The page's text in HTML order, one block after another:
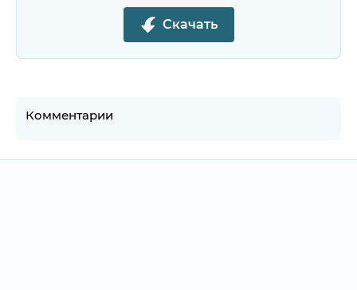
Скачать
Комментарии